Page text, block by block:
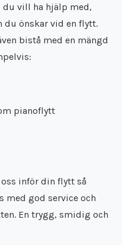
vill ha hjälp med,
du önskar vid en flytt.
bistå med en mängd
pianoflytt
inför din flytt så
med god service och
En trygg, smidig och